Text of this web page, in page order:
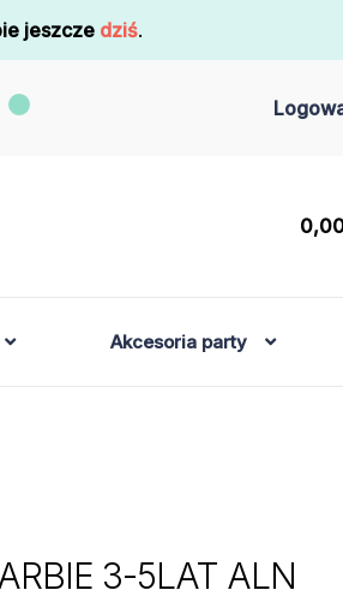
jeszcze dziś.
Akcesoria party
3-5LAT ALN